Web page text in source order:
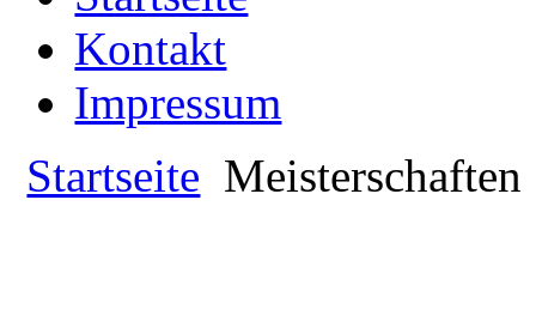
Kontakt
Impressum
Startseite Meisterschaften